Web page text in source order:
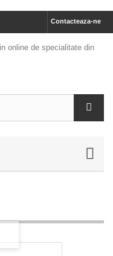
Contacteaza-ne